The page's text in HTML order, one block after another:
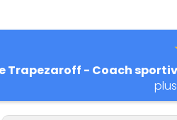
Trapezaroff - Coach